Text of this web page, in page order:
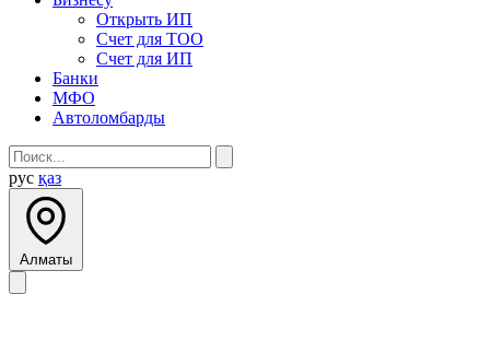
Открыть ИП
Cчет для ТОО
Счет для ИП
Банки
МФО
Автоломбарды
рус қаз
Алматы